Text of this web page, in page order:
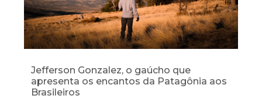
Jefferson Gonzalez, o gaúcho que
apresenta os encantos da Patagônia aos
Brasileiros